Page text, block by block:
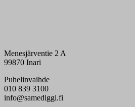
Menesjärventie 2 A
99870 Inari
Puhelinvaihde
010 839 3100
info@samediggi.fi